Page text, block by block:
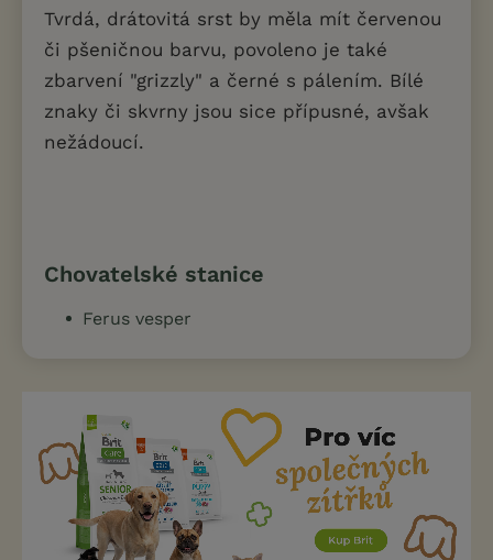
Tvrdá, drátovitá srst by měla mít červenou
či pšeničnou barvu, povoleno je také
zbarvení "grizzly" a černé s pálením. Bílé
znaky či skvrny jsou sice přípusné, avšak
nežádoucí.
Chovatelské stanice
Ferus vesper